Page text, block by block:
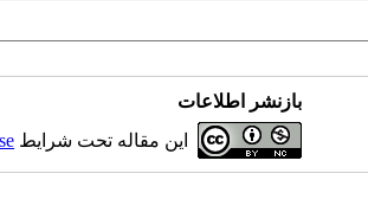
بازنشر اطلاعات
این مقاله تحت شرایط